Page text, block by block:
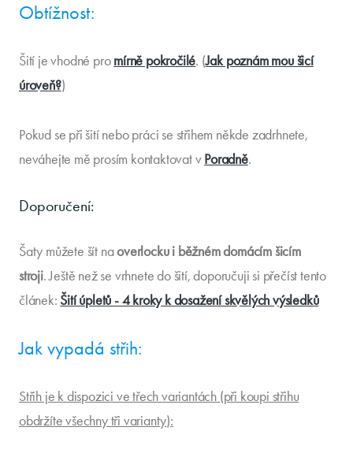
Obtížnost:
Šití je vhodné promírně pokročilé. (Jak poznám mou šicí
úroveň?)
Pokud se při šití nebo práci se střihem někde zadrhnete,
neváhejte mě prosím kontaktovat vPoradně.
Doporučení:
Šaty můžete šít naoverlocku i běžném domácím šicím
stroji. Ještě než se vrhnete do šití, doporučuji si přečíst tento
článek: Šití úpletů - 4 kroky k dosažení skvělých výsledků
Jak vypadá střih:
Střih je k dispozici ve třech variantách (při koupi střihu
obdržíte všechny tři varianty):